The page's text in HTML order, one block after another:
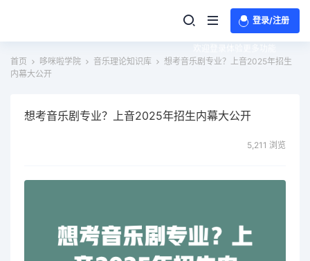
登录/注册
欢迎登录体验更多功能
首页 哆咪啦学院 音乐理论知识库
想考音乐剧专业？上音2025年招生
内幕大公开
想考音乐剧专业？上音2025年招生内幕大公开
5,211 浏览